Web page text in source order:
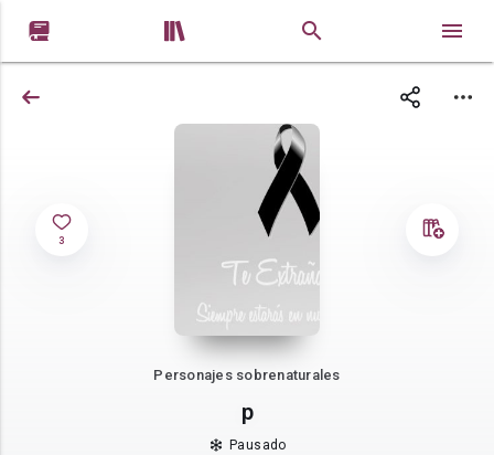
 
3
Personajes sobrenaturales
p
Pausado